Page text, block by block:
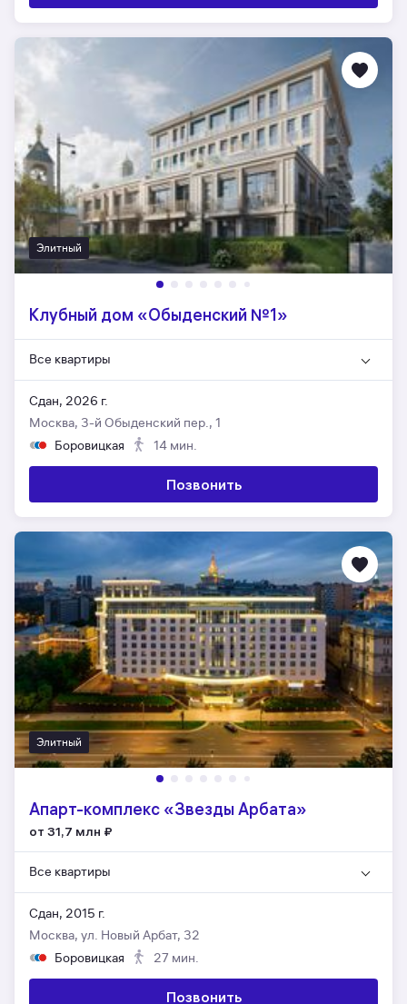
Элитный
Клубный дом «Обыденский №1»
Все квартиры
Сдан, 2026 г.
Москва, 3-й Обыденский пер., 1
Боровицкая
14 мин.
Позвонить
Элитный
Апарт-комплекс «Звезды Арбата»
от 31,7 млн ₽
Все квартиры
Сдан, 2015 г.
Москва, ул. Новый Арбат, 32
Боровицкая
27 мин.
Позвонить